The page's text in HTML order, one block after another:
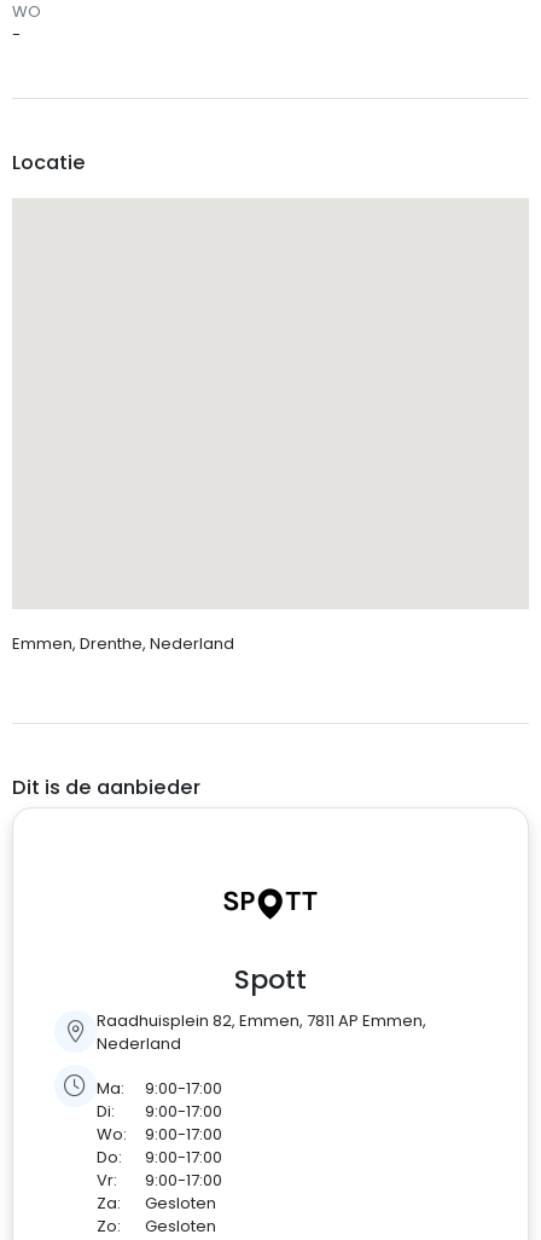
WO
-
Locatie
Emmen, Drenthe, Nederland
Dit is de aanbieder
Spott
Raadhuisplein 82, Emmen, 7811 AP Emmen,
Nederland
Ma:
9:00-17:00
Di:
9:00-17:00
Wo:
9:00-17:00
Do:
9:00-17:00
Vr:
9:00-17:00
Za:
Gesloten
Zo:
Gesloten